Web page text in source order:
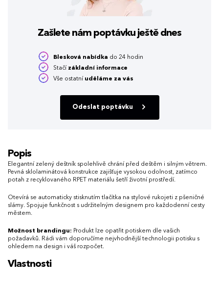
Zašlete nám poptávku ještě dnes
Blesková nabídka do 24 hodin
Stačí základní informace
Vše ostatní uděláme za vás
Odeslat poptávku
Popis
Elegantní zelený deštník spolehlivě chrání před deštěm i silným větrem.
Pevná sklolaminátová konstrukce zajišťuje vysokou odolnost, zatímco
potah z recyklovaného RPET materiálu šetří životní prostředí.
Otevírá se automaticky stisknutím tlačítka na stylové rukojeti z pšeničné
slámy. Spojuje funkčnost s udržitelným designem pro každodenní cesty
městem.
Možnost brandingu: Produkt lze opatřit potiskem dle vašich
požadavků. Rádi vám doporučíme nejvhodnější technologii potisku s
ohledem na design i váš rozpočet.
Vlastnosti